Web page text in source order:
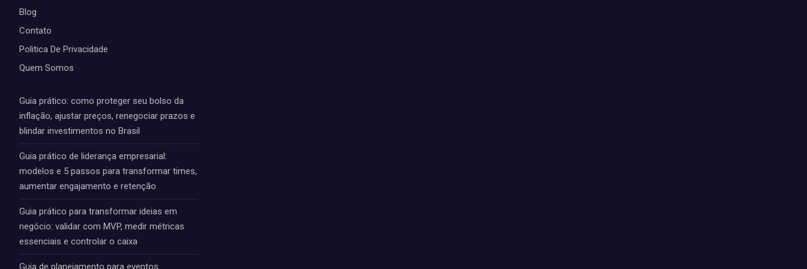
Blog
Contato
Politica De Privacidade
Quem Somos
Guia prático: como proteger seu bolso da
inflação, ajustar preços, renegociar prazos e
blindar investimentos no Brasil
Guia prático de liderança empresarial:
modelos e 5 passos para transformar times,
aumentar engajamento e retenção
Guia prático para transformar ideias em
negócio: validar com MVP, medir métricas
essenciais e controlar o caixa
Guia de planejamento para eventos